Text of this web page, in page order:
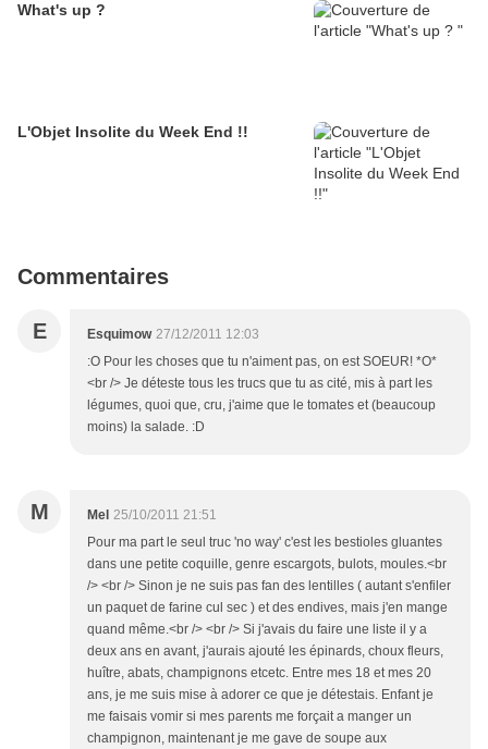
What's up ?
L'Objet Insolite du Week End !!
Commentaires
E Esquimow 27/12/2011 12:03
:O Pour les choses que tu n'aiment pas, on est SOEUR! *O*
<br /> Je déteste tous les trucs que tu as cité, mis à part les
légumes, quoi que, cru, j'aime que le tomates et (beaucoup
moins) la salade. :D
M Mel 25/10/2011 21:51
Pour ma part le seul truc 'no way' c'est les bestioles gluantes
dans une petite coquille, genre escargots, bulots, moules.<br
/> <br /> Sinon je ne suis pas fan des lentilles ( autant s'enfiler
un paquet de farine cul sec ) et des endives, mais j'en mange
quand même.<br /> <br /> Si j'avais du faire une liste il y a
deux ans en avant, j'aurais ajouté les épinards, choux fleurs,
huître, abats, champignons etcetc. Entre mes 18 et mes 20
ans, je me suis mise à adorer ce que je détestais. Enfant je
me faisais vomir si mes parents me forçait a manger un
champignon, maintenant je me gave de soupe aux